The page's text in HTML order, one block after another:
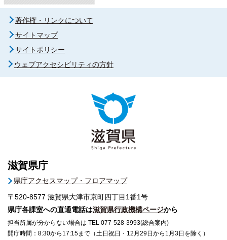
著作権・リンクについて
サイトマップ
サイトポリシー
ウェブアクセシビリティの方針
滋賀県庁
県庁アクセスマップ・フロアマップ
〒520-8577 滋賀県大津市京町四丁目1番1号
県庁各課室への直通電話は滋賀県行政機構ページから
担当所属が分からない場合は TEL 077-528-3993(総合案内)
開庁時間：8:30から17:15まで（土日祝日・12月29日から1月3日を除く）